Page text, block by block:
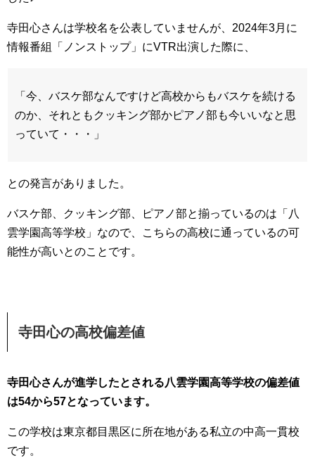
寺田心さんは学校名を公表していませんが、2024年3月に
情報番組「ノンストップ」にVTR出演した際に、
「今、バスケ部なんですけど高校からもバスケを続ける
のか、それともクッキング部かピアノ部も今いいなと思
っていて・・・」
との発言がありました。
バスケ部、クッキング部、ピアノ部と揃っているのは「八
雲学園高等学校」なので、こちらの高校に通っているの可
能性が高いとのことです。
寺田心の高校偏差値
寺田心さんが進学したとされる八雲学園高等学校の偏差値
は54から57となっています。
この学校は東京都目黒区に所在地がある私立の中高一貫校
です。